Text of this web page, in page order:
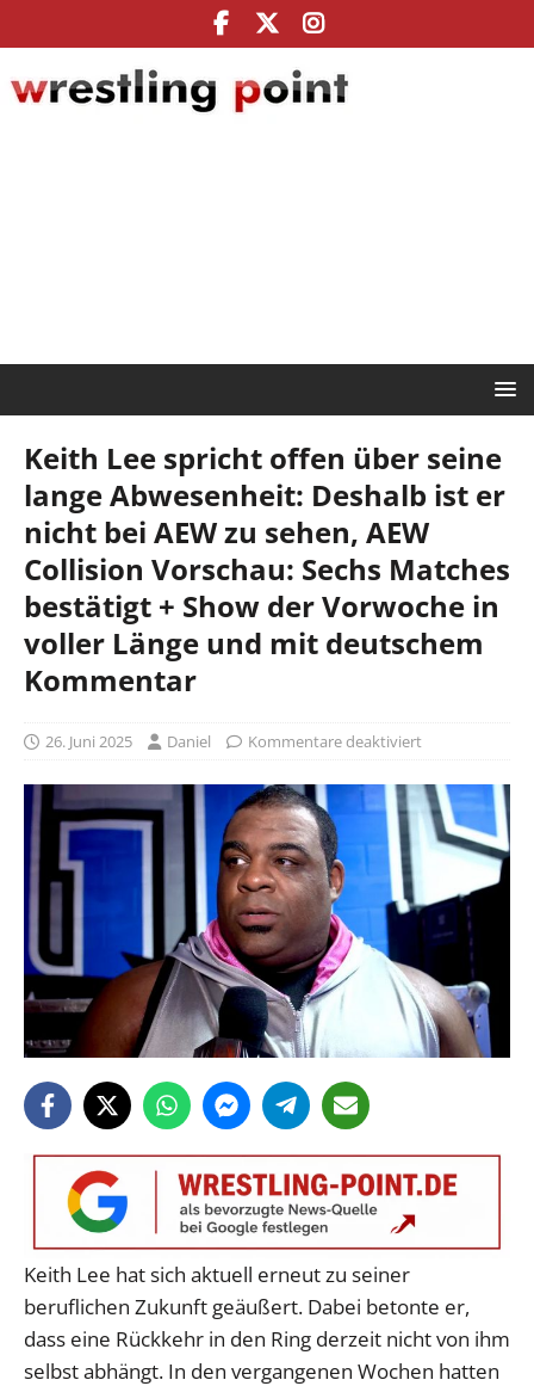
Keith Lee spricht offen über seine
lange Abwesenheit: Deshalb ist er
nicht bei AEW zu sehen, AEW
Collision Vorschau: Sechs Matches
bestätigt + Show der Vorwoche in
voller Länge und mit deutschem
Kommentar
26. Juni 2025 Daniel Kommentare deaktiviert
Keith Lee hat sich aktuell erneut zu seiner
beruflichen Zukunft geäußert. Dabei betonte er,
dass eine Rückkehr in den Ring derzeit nicht von ihm
selbst abhängt. In den vergangenen Wochen hatten